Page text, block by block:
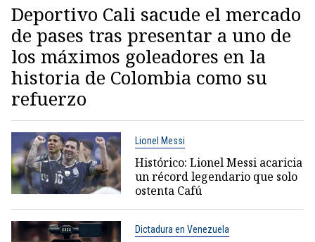
Deportivo Cali sacude el mercado
de pases tras presentar a uno de
los máximos goleadores en la
historia de Colombia como su
refuerzo
Lionel Messi
Histórico: Lionel Messi acaricia
un récord legendario que solo
ostenta Cafú
Dictadura en Venezuela